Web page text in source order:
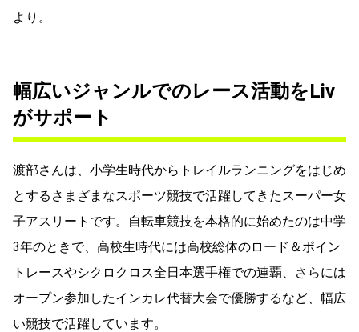
より。
幅広いジャンルでのレース活動をLiv
がサポート
渡部さんは、小学生時代からトレイルランニングをはじめ
とするさまざまなスポーツ競技で活躍してきたスーパー女
子アスリートです。自転車競技を本格的に始めたのは中学
3年のときで、高校生時代には高校総体のロード＆ポイン
トレースやシクロクロス全日本選手権での連覇、さらには
オープン参加したインカレ代替大会で優勝するなど、幅広
い競技で活躍しています。